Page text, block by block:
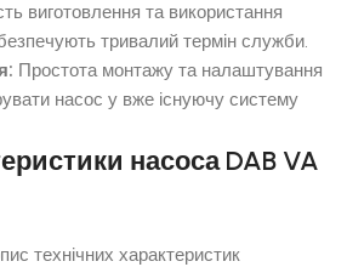
виготовлення та використання
тривалий термін служби.
Простота монтажу та налаштування
насос у вже існуючу систему
насоса DAB VA
технічних характеристик